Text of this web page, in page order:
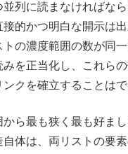
列に読まなければな
接的かつ明白な開示は
の濃度範囲の数が同一
を正当化し、これら
クを確立することはで
ら最も狭く最も好ま
自体は、両リストの要